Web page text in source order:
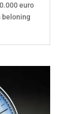
euro
beloning